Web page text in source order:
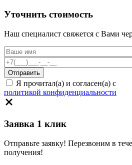
Уточнить стоимость
Наш специалист свяжется с Вами
Я прочитал(а) и согласен(а) с
политикой конфиденциальности
Заявка 1 клик
Отправьте заявку! Перезвоним в
получения!